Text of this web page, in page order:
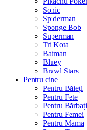
Sonic
Spiderman
Sponge Bob
Superman
Tri Kota
Batman
Bluey
Brawl Stars
Pentru cine
Pentru Băieți
Pentru Fete
Pentru Bărbați
Pentru Femei
Pentru Mama